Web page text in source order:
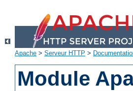
Apache > Serveur HTTP >
Module